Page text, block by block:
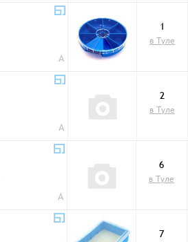
A
1
в Туле
A
2
в Туле
A
6
в Туле
7